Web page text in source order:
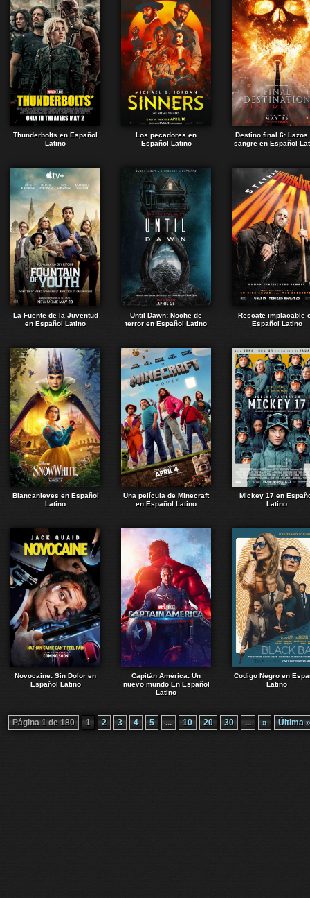
Thunderbolts en Español
Latino
Los pecadores en
Español Latino
Destino final 6: Lazos
sangre en Español
La Fuente de la Juventud
en Español Latino
Until Dawn: Noche de
terror en Español Latino
Rescate implacable
Español Latino
Blancanieves en Español
Latino
Una película de Minecraft
en Español Latino
Mickey 17 en
Latino
Novocaine: Sin Dolor en
Español Latino
Capitán América: Un
nuevo mundo En Español
Latino
Codigo Negro en
Latino
Página 1 de 180 1 2 3 4 5 ... 10 20 30 ... » Última »